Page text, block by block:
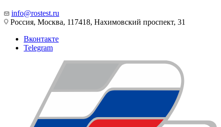
info@rostest.ru
Россия, Москва, 117418, Нахимовский проспект, 31
Вконтакте
Telegram